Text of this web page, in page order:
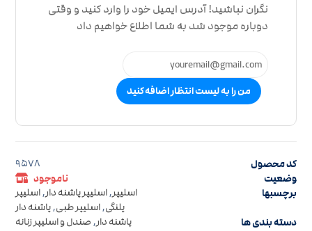
نگران نباشید! آدرس ایمیل خود را وارد کنید و وقتی
دوباره موجود شد به شما اطلاع خواهیم داد
من را به لیست انتظار اضافه کنید
کد محصول 9578
وضعیت
ناموجود
برچسبها
اسلیپر,اسلیپر پاشنه دار,اسلیپر
پلنگی,اسلیپر طبی,پاشنه دار
دسته بندی ها پاشنه دار, صندل و اسلیپر زنانه